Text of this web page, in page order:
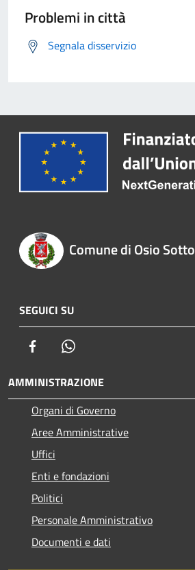
Problemi in città
Segnala disservizio
Comune di Osio Sotto
SEGUICI SU
Facebook
AMMINISTRAZIONE
Organi di Governo
Aree Amministrative
Uffici
Enti e fondazioni
Politici
Personale Amministrativo
Documenti e dati